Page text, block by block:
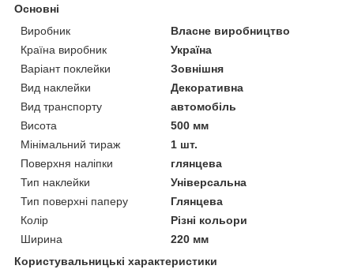
Основні
Виробник
Власне виробництво
Країна виробник
Україна
Варіант поклейки
Зовнішня
Вид наклейки
Декоративна
Вид транспорту
автомобіль
Висота
500 мм
Мінімальний тираж
1 шт.
Поверхня наліпки
глянцева
Тип наклейки
Універсальна
Тип поверхні паперу
Глянцева
Колір
Різні кольори
Ширина
220 мм
Користувальницькі характеристики